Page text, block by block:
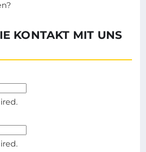
KONTAKT MIT UNS